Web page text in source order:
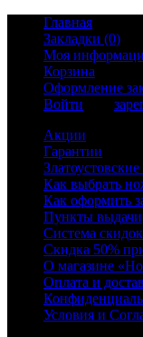
Главная
Закладки (0)
Моя
Корзина
Оформление
Войти
Акции
Гарантии
Как выбрать
Как оформить
Пункты выдачи
Система скидок
Скидка 50%
О магазине
Оплата и
Условия и